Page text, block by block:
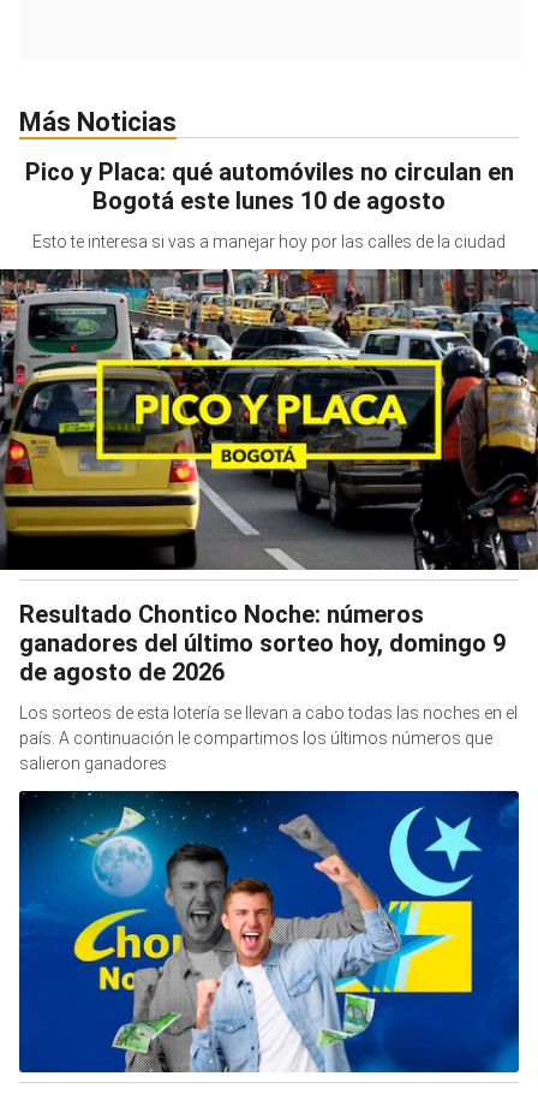
Más Noticias
Pico y Placa: qué automóviles no circulan en
Bogotá este lunes 10 de agosto
Esto te interesa si vas a manejar hoy por las calles de la ciudad
Resultado Chontico Noche: números
ganadores del último sorteo hoy, domingo 9
de agosto de 2026
Los sorteos de esta lotería se llevan a cabo todas las noches en el
país. A continuación le compartimos los últimos números que
salieron ganadores